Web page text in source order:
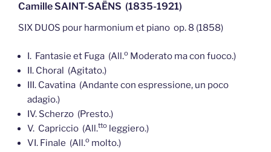
Camille SAINT-SAËNS (1835-1921)
SIX DUOS pour harmonium et piano op. 8 (1858)
I. Fantasie et Fuga (All.o Moderato ma con fuoco.)
II. Choral (Agitato.)
III. Cavatina (Andante con espressione, un poco
adagio.)
IV. Scherzo (Presto.)
V. Capriccio (All.tto leggiero.)
VI. Finale (All.o molto.)